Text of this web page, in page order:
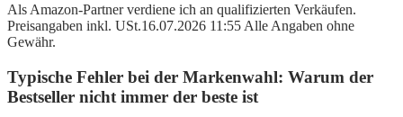
Als Amazon-Partner verdiene ich an qualifizierten Verkäufen.
Preisangaben inkl. USt.16.07.2026 11:55 Alle Angaben ohne
Gewähr.
Typische Fehler bei der Markenwahl: Warum der
Bestseller nicht immer der beste ist